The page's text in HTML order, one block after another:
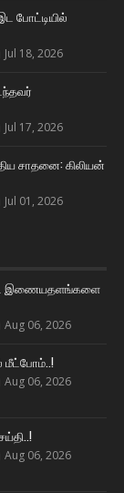
போட்டியில்
Jul 18, 2026
Jul 17, 2026
சாதனை: கிலியன்
Jul 01, 2026
இணையதளங்களை
Aug 06, 2026
மீட்போம்..!
Aug 06, 2026
Aug 06, 2026